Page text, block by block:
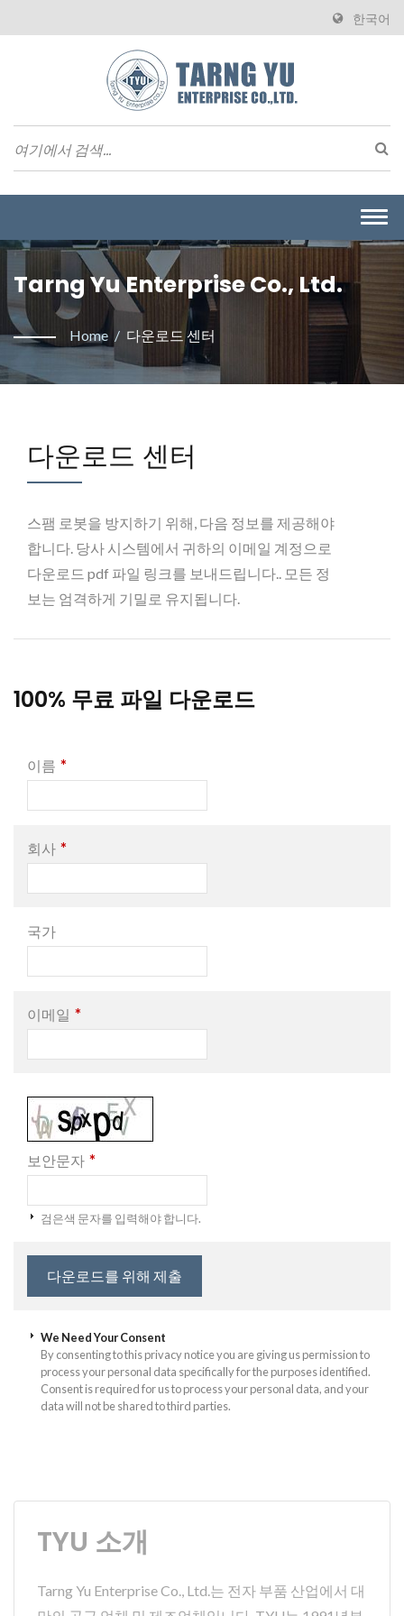
한국어
Tarng Yu Enterprise Co., Ltd.
Home / 다운로드 센터
다운로드 센터
스팸 로봇을 방지하기 위해, 다음 정보를 제공해야
합니다. 당사 시스템에서 귀하의 이메일 계정으로
다운로드 pdf 파일 링크를 보내드립니다.. 모든 정
보는 엄격하게 기밀로 유지됩니다.
100% 무료 파일 다운로드
이름 *
회사 *
국가
이메일 *
보안문자 *
검은색 문자를 입력해야 합니다.
We Need Your Consent
By consenting to this privacy notice you are giving us permission to
process your personal data specifically for the purposes identified.
Consent is required for us to process your personal data, and your
data will not be shared to third parties.
TYU 소개
Tarng Yu Enterprise Co., Ltd.는 전자 부품 산업에서 대